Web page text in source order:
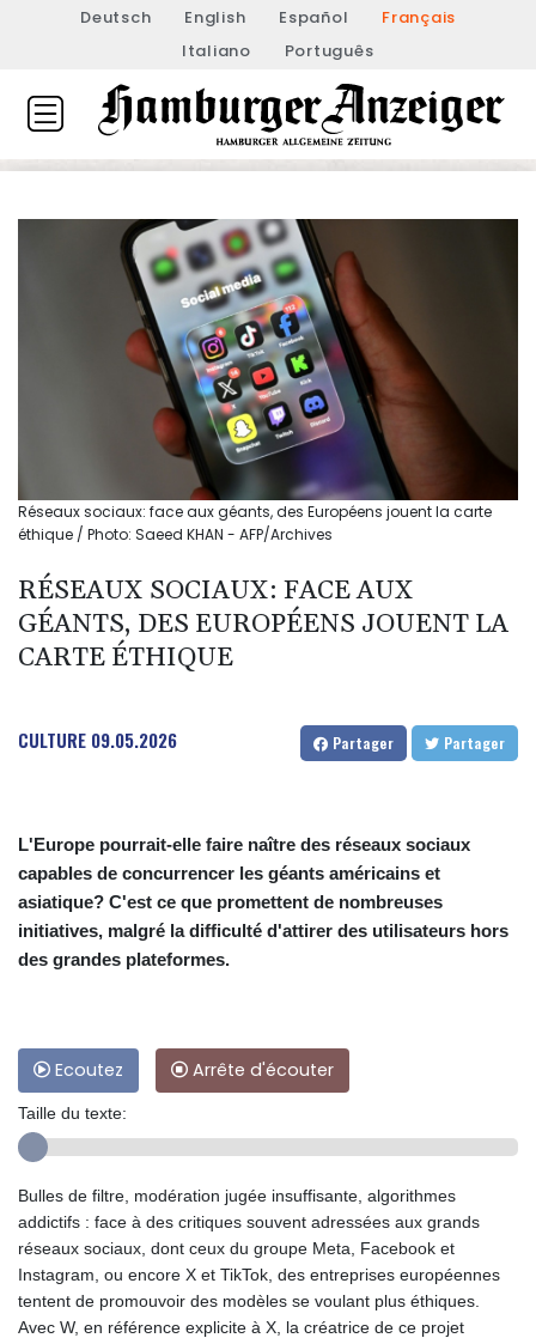
Deutsch English Español
Français
Italiano
Português
Réseaux sociaux: face aux géants, des Européens jouent la carte
éthique / Photo: Saeed KHAN - AFP/Archives
RÉSEAUX SOCIAUX: FACE AUX
GÉANTS, DES EUROPÉENS JOUENT LA
CARTE ÉTHIQUE
CULTURE 09.05.2026 Partager Partager
L'Europe pourrait-elle faire naître des réseaux sociaux
capables de concurrencer les géants américains et
asiatique? C'est ce que promettent de nombreuses
initiatives, malgré la difficulté d'attirer des utilisateurs hors
des grandes plateformes.
Ecoutez Arrête d'écouter
Taille du texte:
Bulles de filtre, modération jugée insuffisante, algorithmes
addictifs : face à des critiques souvent adressées aux grands
réseaux sociaux, dont ceux du groupe Meta, Facebook et
Instagram, ou encore X et TikTok, des entreprises européennes
tentent de promouvoir des modèles se voulant plus éthiques.
Avec W, en référence explicite à X, la créatrice de ce projet